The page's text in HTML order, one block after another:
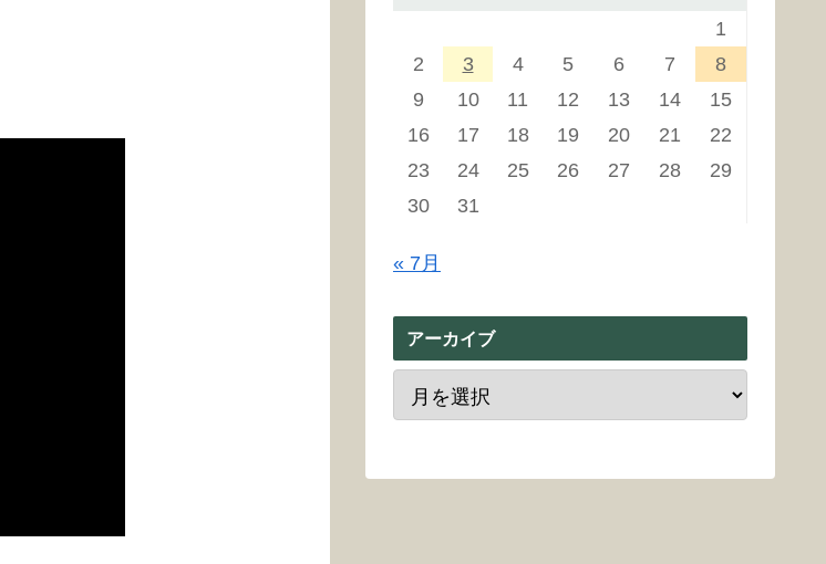
1
2
3 4 5 6 7
8
9
10 11 12 13 14
15
16
17 18 19 20 21
22
23
24 25 26 27 28
29
30
31
« 7月
アーカイブ